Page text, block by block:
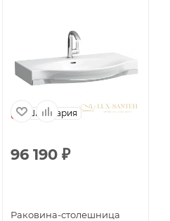
Швейцария
96 190 ₽
Раковина-столешница